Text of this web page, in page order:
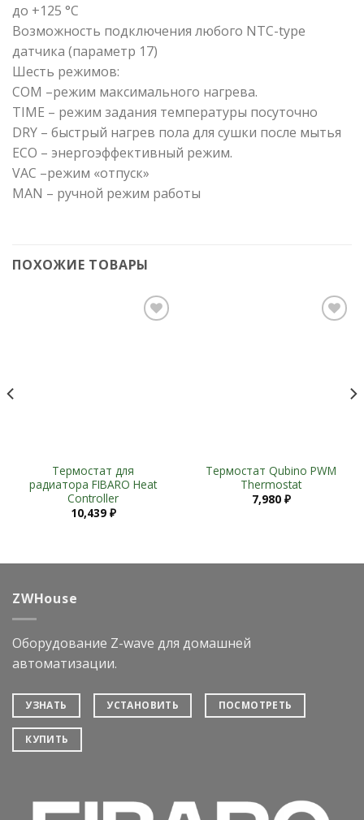
до +125 °C
Возможность подключения любого NTC-type
датчика (параметр 17)
Шесть режимов:
COM –режим максимального нагрева.
TIME – режим задания температуры посуточно
DRY – быстрый нагрев пола для сушки после мытья
ECO – энергоэффективный режим.
VAC –режим «отпуск»
MAN – ручной режим работы
ПОХОЖИЕ ТОВАРЫ
Термостат для
радиатора FIBARO Heat
Controller
10,439 ₽
Термостат Qubino PWM
Thermostat
7,980 ₽
ZWHouse
Оборудование Z-wave для домашней
автоматизации.
УЗНАТЬ УСТАНОВИТЬ ПОСМОТРЕТЬ
КУПИТЬ